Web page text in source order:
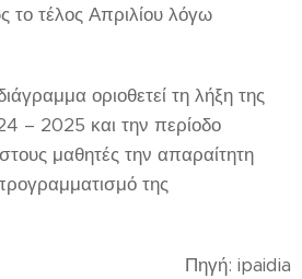
τέλος Απριλίου λόγω
οριοθετεί τη λήξη της
– 2025 και την περίοδο
μαθητές την απαραίτητη
της
Πηγή: ipaidia